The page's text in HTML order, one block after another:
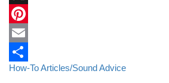
X
Pinterest
Email
Partager
How-To Articles/Sound Advice